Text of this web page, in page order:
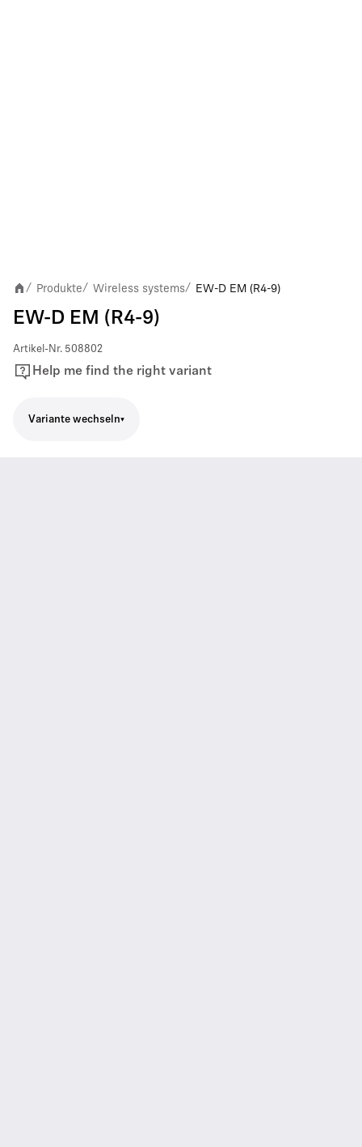
/ Produkte/ Wireless systems/ EW-D EM (R4-9)
EW-D EM (R4-9)
Artikel-Nr. 508802
Help me find the right variant
Variante wechseln